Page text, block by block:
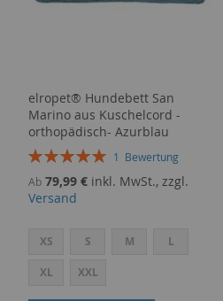
elropet® Hundebett San
Marino aus Kuschelcord -
orthopädisch- Azurblau
Bewertung:
1 Bewertung
Ab 79,99 € inkl. MwSt., zzgl.
Versand
XS S M L
XL XXL